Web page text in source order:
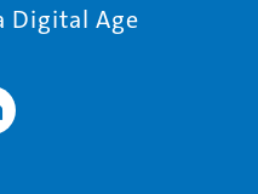
Digital Age